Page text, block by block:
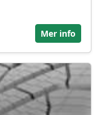
Mer info